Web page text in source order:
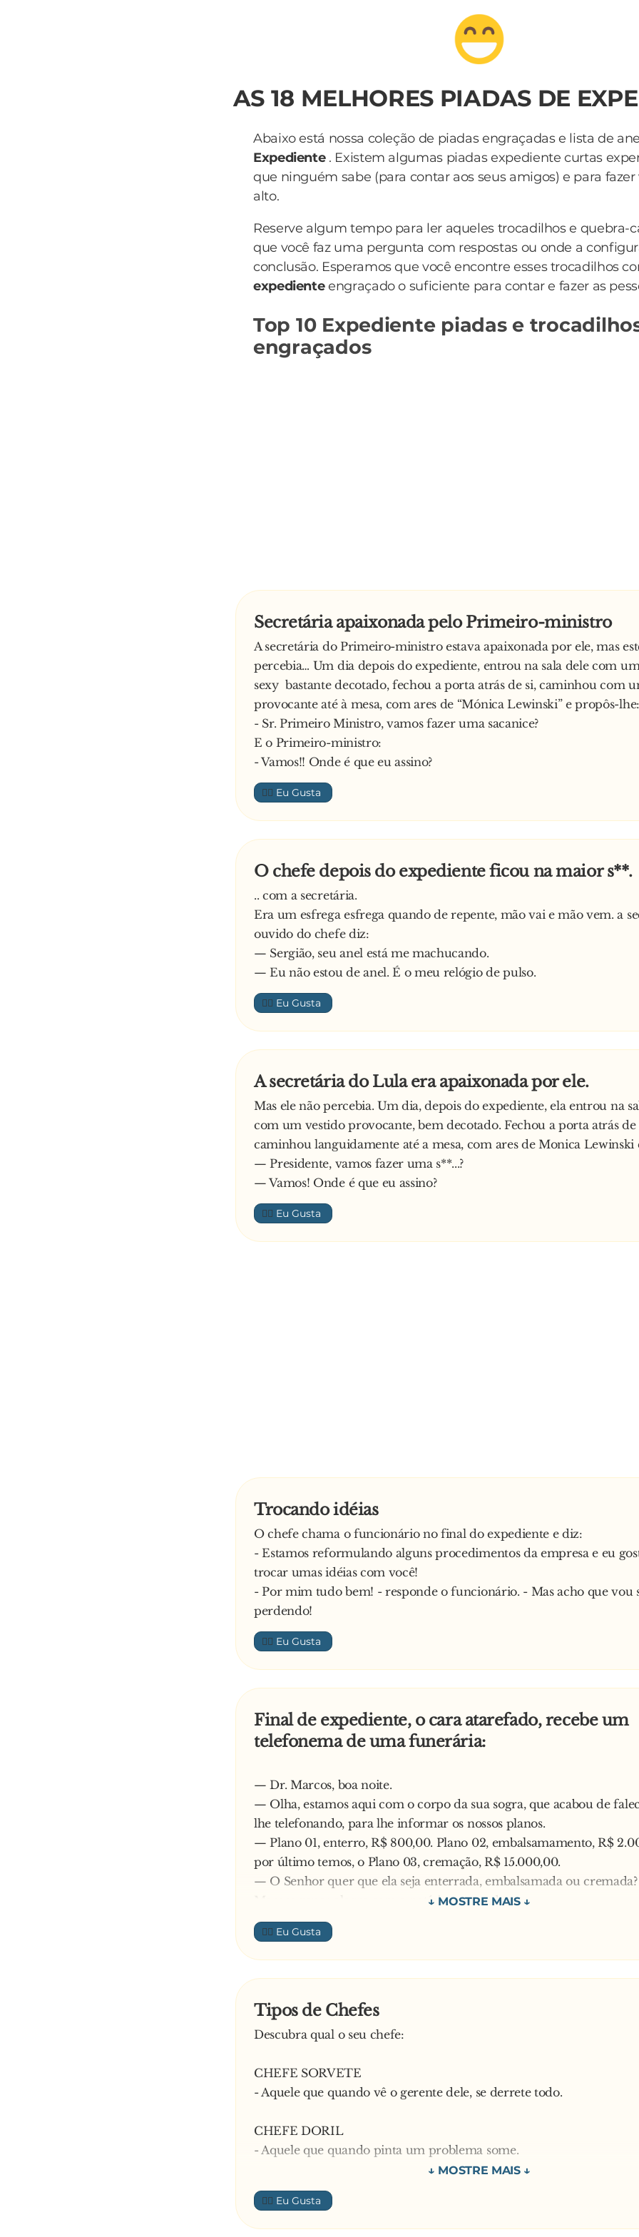
AS 18 MELHORES PIADAS DE
Abaixo está nossa coleção de piadas engraçadas e lista de
Expediente. Existem algumas piadas expediente curtas
que ninguém sabe (para contar aos seus amigos) e para fazer
alto.
Reserve algum tempo para ler aqueles trocadilhos e quebra-
que você faz uma pergunta com respostas ou onde a
conclusão. Esperamos que você encontre esses trocadilhos
expedienteengraçado o suficiente para contar e fazer as
Top 10 Expediente piadas e
engraçados
Secretária apaixonada pelo Primeiro-ministro
A secretária do Primeiro-ministro estava apaixonada por ele, mas
percebia… Um dia depois do expediente, entrou na sala dele com
sexy bastante decotado, fechou a porta atrás de si, caminhou com
provocante até à mesa, com ares de “Mónica Lewinski” e propôs-lhe:
- Sr. Primeiro Ministro, vamos fazer uma sacanice?
E o Primeiro-ministro:
- Vamos!! Onde é que eu assino?
👍🏼
O chefe depois do expediente ficou na maior s**.
.. com a secretária.
Era um esfrega esfrega quando de repente, mão vai e mão vem. a
ouvido do chefe diz:
— Sergião, seu anel está me machucando.
— Eu não estou de anel. É o meu relógio de pulso.
👍🏼
A secretária do Lula era apaixonada por ele.
Mas ele não percebia. Um dia, depois do expediente, ela entrou na
com um vestido provocante, bem decotado. Fechou a porta atrás de
caminhou languidamente até a mesa, com ares de Monica Lewinski
— Presidente, vamos fazer uma s**...?
— Vamos! Onde é que eu assino?
👍🏼
Trocando idéias
O chefe chama o funcionário no final do expediente e diz:
- Estamos reformulando alguns procedimentos da empresa e eu
trocar umas idéias com você!
- Por mim tudo bem! - responde o funcionário. - Mas acho que vou
perdendo!
👍🏼
Final de expediente, o cara atarefado, recebe um
telefonema de uma funerária:
— Dr. Marcos, boa noite.
— Olha, estamos aqui com o corpo da sua sogra, que acabou de
lhe telefonando, para lhe informar os nossos planos.
— Plano 01, enterro, R$ 800,00. Plano 02, embalsamamento, R$
por último temos, o Plano 03, cremação, R$ 15.000,00.
— O Senhor quer que ela seja enterrada, embalsamada ou
Marcos super alegre com a notícia, responde:
— Pode fazer as três coisas, pois com esta velha, a gente não pode
👍🏼
Tipos de Chefes
Descubra qual o seu chefe:
CHEFE SORVETE
- Aquele que quando vê o gerente dele, se derrete todo.
CHEFE DORIL
- Aquele que quando pinta um problema some.
CHEFE CARANGUEJO
- Aquele que faz o serviço andar para trás.
👍🏼